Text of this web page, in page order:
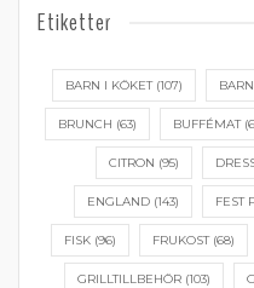
Etiketter
BARN I KÖKET(107)
BRUNCH (63) BUFFÉMAT
CITRON (95)
ENGLAND(143) FEST
FISK(96) FRUKOST(68)
GRILLTILLBEHÖR (103)